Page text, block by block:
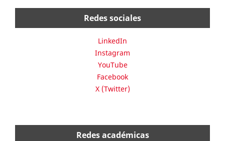
Redes sociales
LinkedIn
Instagram
YouTube
Facebook
X (Twitter)
Redes académicas